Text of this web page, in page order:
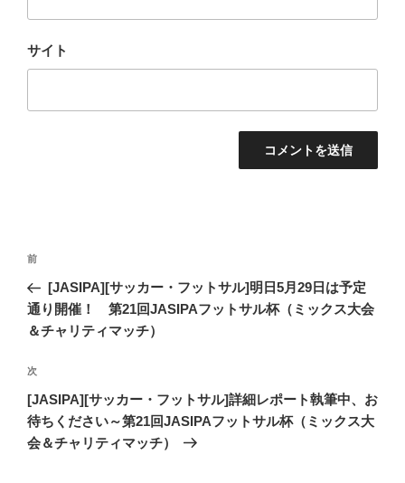
サイト
投
ナ
ビ
ー
シ
ョ
ン
過
去
の
投
前
[JASIPA][サッカー・フットサル]明日5月29日は予定
通り開催！ 第21回JASIPAフットサル杯（ミックス大会
＆チャリティマッチ）
次
の
投
稿
次
[JASIPA][サッカー・フットサル]詳細レポート執筆中、お
待ちください～第21回JASIPAフットサル杯（ミックス大
会＆チャリティマッチ）